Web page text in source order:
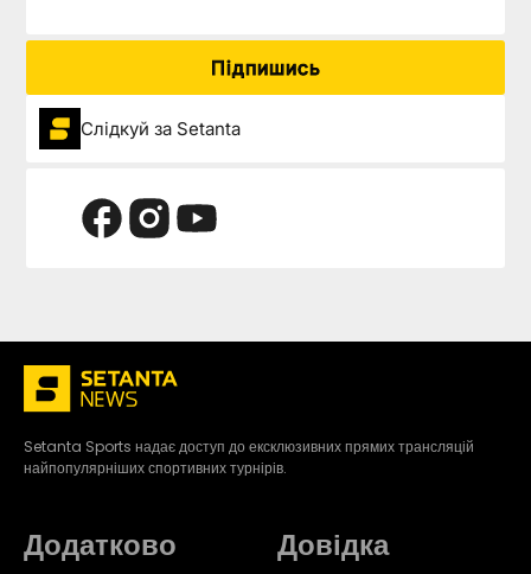
Підпишись
Слідкуй за Setanta
Setanta Sports надає доступ до ексклюзивних прямих трансляцій
найпопулярніших спортивних турнірів.
Додатково Довідка